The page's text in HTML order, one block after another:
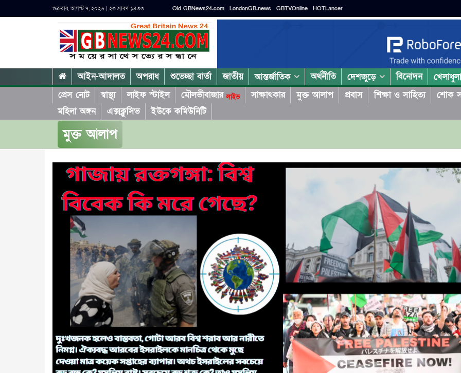
শুক্রবার, আগস্ট ৭, ২০২৬ | ২৩ শ্রাবণ ১৪৩৩ Old GBNews24.com LondonGB.news GBTVOnline HOTLancer
আইন-আদালত অপরাধ শুভেচ্ছা বার্তা জাতীয় আন্তর্জাতিক অর্থনীতি দেশজুড়ে বিনোদন
প্রেস নোট
স্বাস্থ্য লাইফ স্টাইল মৌলভীবাজারলাইভ সাক্ষাৎকার মুক্ত আলাপ প্রবাস শিক্ষা ও সাহিত্য শোক
মহিলা অঙ্গন
এক্সক্লুসিভ ইউকে কমিউনিটি
মুক্ত আলাপ